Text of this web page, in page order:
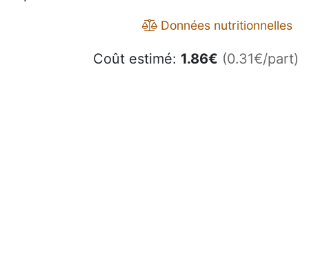
Données nutritionnelles
Coût estimé: 1.86€ (0.31€/part)